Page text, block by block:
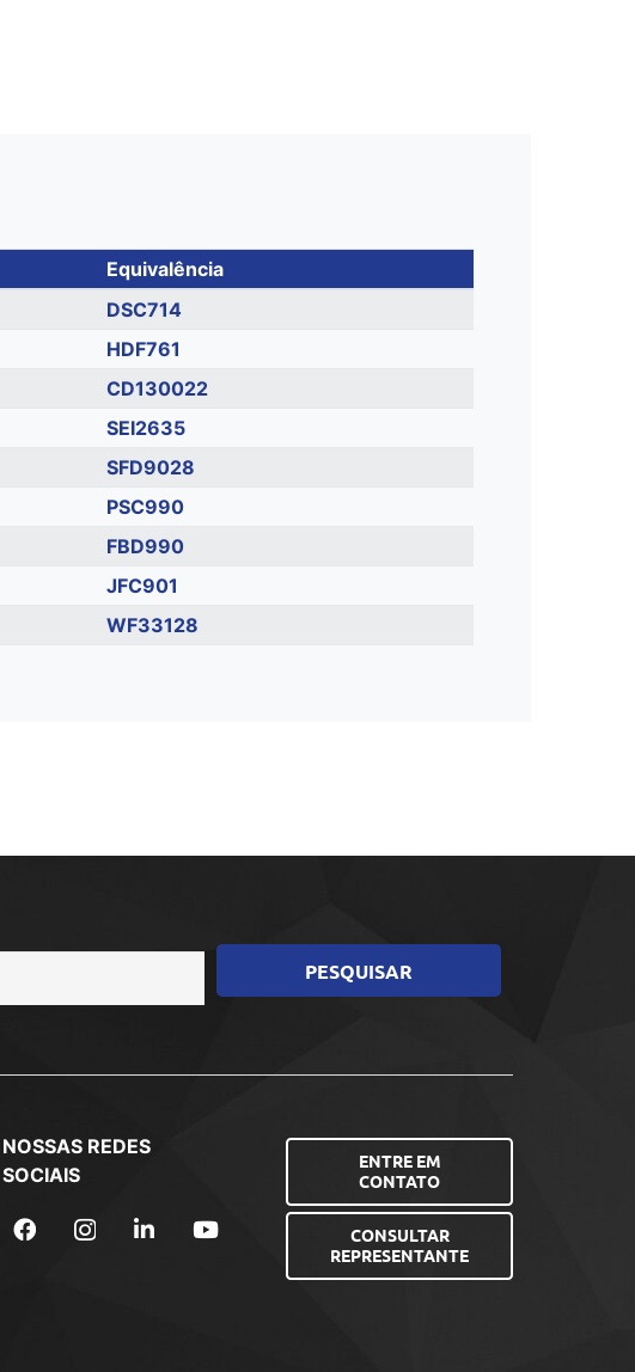
Equivalência
DSC714
HDF761
CD130022
SEI2635
SFD9028
PSC990
FBD990
JFC901
WF33128
NOSSAS REDES
SOCIAIS
ENTRE EM
CONTATO
CONSULTAR
REPRESENTANTE